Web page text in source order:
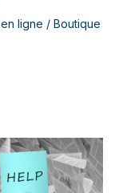
ligne / Boutique